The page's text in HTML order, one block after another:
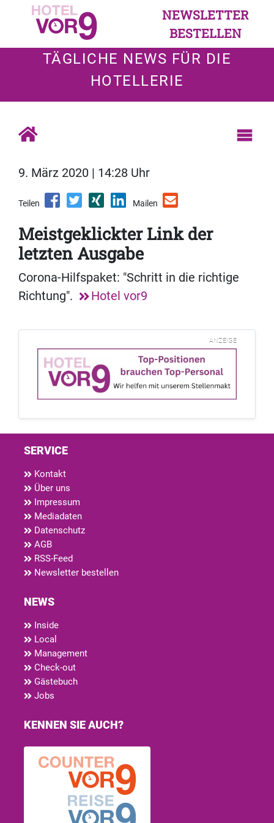
NEWSLETTER
BESTELLEN
TÄGLICHE NEWS FÜR DIE
HOTELLERIE
9. März 2020 | 14:28 Uhr
Teilen Mailen
Meistgeklickter Link der
letzten Ausgabe
Corona-Hilfspaket: "Schritt in die richtige
Richtung".
Hotel vor9
ANZEIGE
SERVICE
Kontakt
Über uns
Impressum
Mediadaten
Datenschutz
AGB
RSS-Feed
Newsletter bestellen
NEWS
Inside
Local
Management
Check-out
Gästebuch
Jobs
KENNEN SIE AUCH?